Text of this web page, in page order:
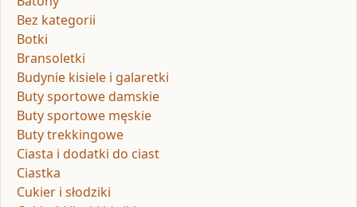
Bez kategorii
Botki
Bransoletki
Budynie kisiele i galaretki
Buty sportowe damskie
Buty sportowe męskie
Buty trekkingowe
Ciasta i dodatki do ciast
Ciastka
Cukier i słodziki